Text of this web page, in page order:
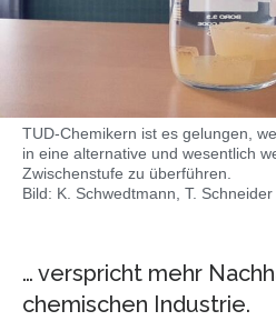
TUD-Chemikern ist es gelungen,
in eine alternative und wesentlich
Zwischenstufe zu überführen.
Bild: K. Schwedtmann, T. Schneider
… verspricht mehr
chemischen Industrie.